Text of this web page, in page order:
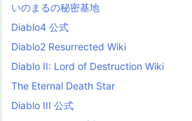
i
s
t
いのまるの秘密基地
Diablo4 公式
Diablo2 Resurrected Wiki
Diablo II: Lord of Destruction Wiki
The Eternal Death Star
Diablo III 公式